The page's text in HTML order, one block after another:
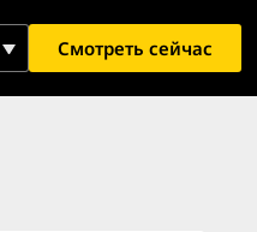
Смотреть сейчас